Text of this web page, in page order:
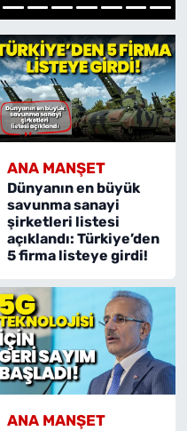
ANA MANŞET
Dünyanın en büyük
savunma sanayi
şirketleri listesi
açıklandı: Türkiye’den
5 firma listeye girdi!
ANA MANŞET